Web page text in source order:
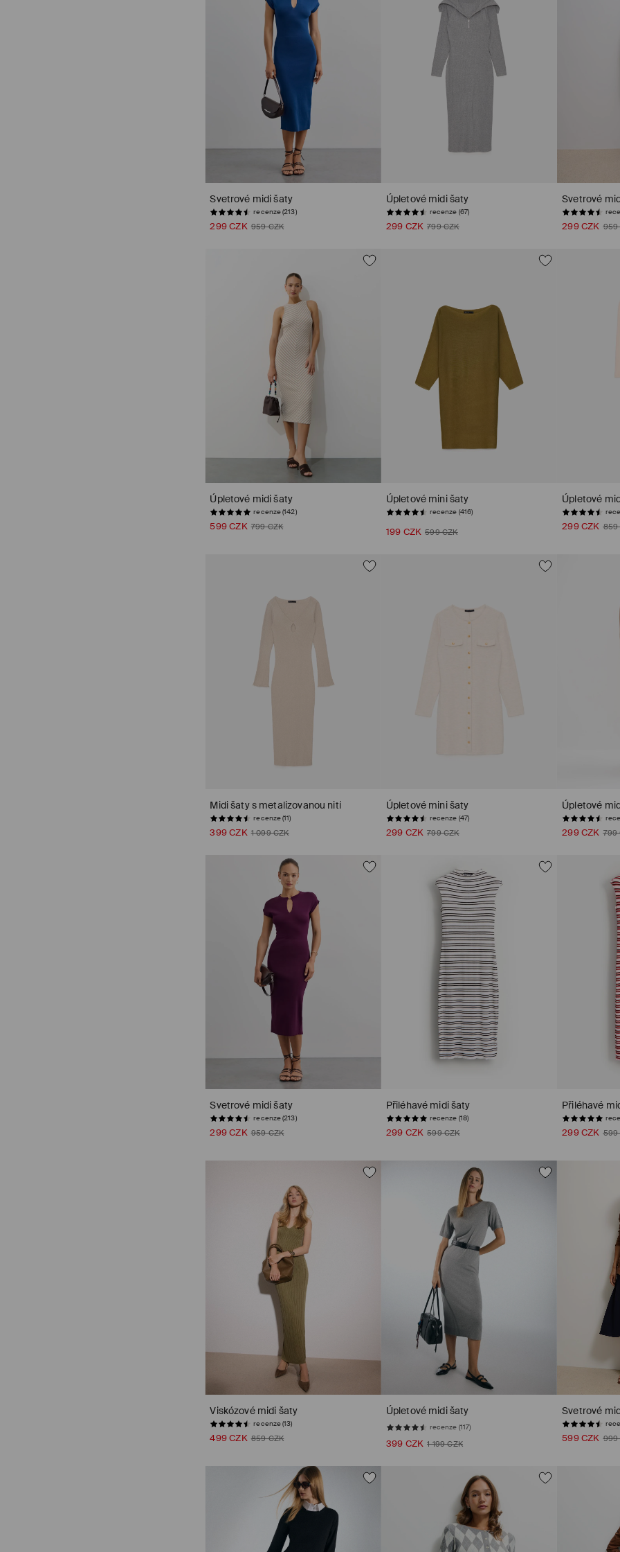
Svetrové midi šaty
recenze (213)
299 CZK 959 CZK
Úpletové midi šaty
recenze (67)
299 CZK 799 CZK
Svetrové
299 CZK 959
Úpletové midi šaty
recenze (142)
599 CZK 799 CZK
Úpletové mini šaty
POSLEDNÍ KUSY
199 CZK 599 CZK
Úpletové
299 CZK 859
Midi šaty s metalizovanou nití
recenze (11)
399 CZK 1 099 CZK
Úpletové mini šaty
recenze (47)
299 CZK 799 CZK
Úpletové
299 CZK 799
Svetrové midi šaty
recenze (213)
299 CZK 959 CZK
Přiléhavé midi šaty
recenze (18)
299 CZK 599 CZK
Přiléhavé
299 CZK 599
Viskózové midi šaty
recenze (13)
499 CZK 859 CZK
Úpletové midi šaty
recenze (117)
399 CZK 1 199 CZK
Svetrové
599 CZK 999